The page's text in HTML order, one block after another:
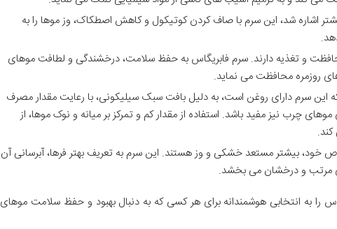
اشاره شد، این سرم با صاف کردن کوتیکول و کاهش اصطکاک، وز موها را به
و تغذیه دارند. سرم فابریگاس به حفظ سلامت، درخشندگی و لطافت موهای
روزمره محافظت می نماید.
این سرم دارای روغن است، به دلیل بافت سبک سیلیکونی، با رعایت مقدار مصرف
چرب نیز مفید باشد. استفاده از مقدار کم و تمرکز بر میانه و نوک موها، از
خود، بیشتر مستعد خشکی و وز هستند. این سرم به تعریف بهتر فرها، آبرسانی آن
مرتب و درخشان می بخشد.
را به انتخابی هوشمندانه برای هر کسی که به دنبال بهبود و حفظ سلامت موهای